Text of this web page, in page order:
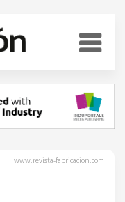
www.revista-fabricacion.com